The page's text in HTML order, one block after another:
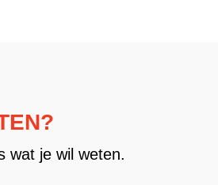
wat je wil weten.